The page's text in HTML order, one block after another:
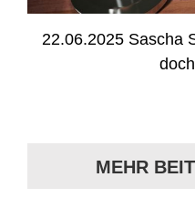
22.06.2025 Sascha
MEHR